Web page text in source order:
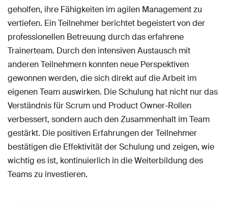
geholfen, ihre Fähigkeiten im agilen Management zu
vertiefen. Ein Teilnehmer berichtet begeistert von der
professionellen Betreuung durch das erfahrene
Trainerteam. Durch den intensiven Austausch mit
anderen Teilnehmern konnten neue Perspektiven
gewonnen werden, die sich direkt auf die Arbeit im
eigenen Team auswirken. Die Schulung hat nicht nur das
Verständnis für Scrum und Product Owner-Rollen
verbessert, sondern auch den Zusammenhalt im Team
gestärkt. Die positiven Erfahrungen der Teilnehmer
bestätigen die Effektivität der Schulung und zeigen, wie
wichtig es ist, kontinuierlich in die Weiterbildung des
Teams zu investieren.